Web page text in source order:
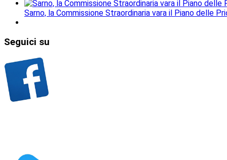
Sarno, la Commissione Straordinaria vara il Piano delle
Seguici su